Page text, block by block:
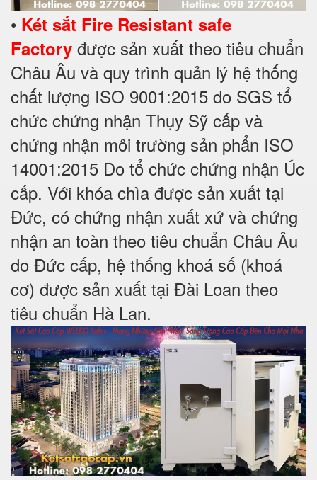
• Két sắt Fire Resistant safe
Factory được sản xuất theo tiêu chuẩn
Châu Âu và quy trình quản lý hệ thống
chất lượng ISO 9001:2015 do SGS tổ
chức chứng nhận Thụy Sỹ cấp và
chứng nhận môi trường sản phẩn ISO
14001:2015 Do tổ chức chứng nhận Úc
cấp. Với khóa chìa được sản xuất tại
Đức, có chứng nhận xuất xứ và chứng
nhận an toàn theo tiêu chuẩn Châu Âu
do Đức cấp, hệ thống khoá số (khoá
cơ) được sản xuất tại Đài Loan theo
tiêu chuẩn Hà Lan.